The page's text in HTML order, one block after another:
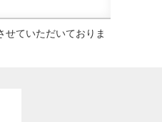
ていただいておりま